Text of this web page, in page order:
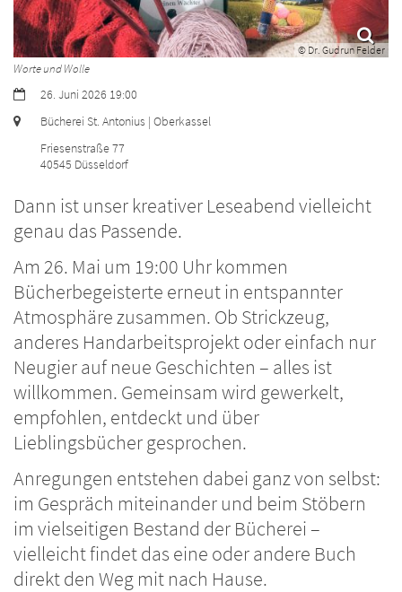
© Dr. Gudrun Felder
Worte und Wolle
Datum:26. Juni 2026 19:00
Ort:
Bücherei St. Antonius | Oberkassel
Friesenstraße 77
40545 Düsseldorf
Dann ist unser kreativer Leseabend vielleicht
genau das Passende.
Am 26. Mai um 19:00 Uhr kommen
Bücherbegeisterte erneut in entspannter
Atmosphäre zusammen. Ob Strickzeug,
anderes Handarbeitsprojekt oder einfach nur
Neugier auf neue Geschichten – alles ist
willkommen. Gemeinsam wird gewerkelt,
empfohlen, entdeckt und über
Lieblingsbücher gesprochen.
Anregungen entstehen dabei ganz von selbst:
im Gespräch miteinander und beim Stöbern
im vielseitigen Bestand der Bücherei –
vielleicht findet das eine oder andere Buch
direkt den Weg mit nach Hause.